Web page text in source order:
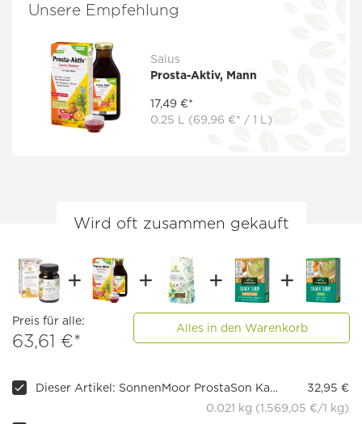
Unsere Empfehlung
Salus
Prosta-Aktiv, Mann
17,49 €*
0.25 L (69,96 €* / 1 L)
Wird oft zusammen gekauft
Preis für alle:
63,61 €*
Alles in den Warenkorb
Dieser Artikel: SonnenMoor ProstaSon Kapseln, 30 Stück
32,95 €
0.021 kg (1.569,05 €/1 kg)